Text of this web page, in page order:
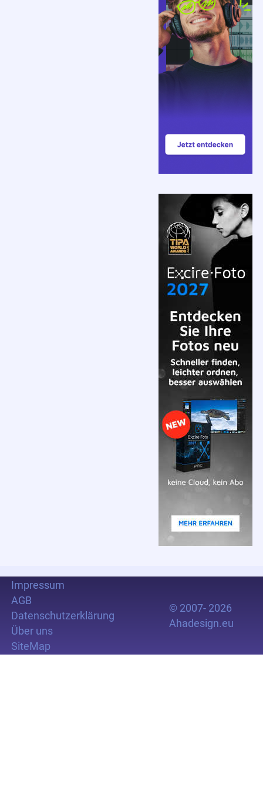
Impressum
AGB
Datenschutzerklärung
Über uns
SiteMap
© 2007- 2026
Ahadesign.eu